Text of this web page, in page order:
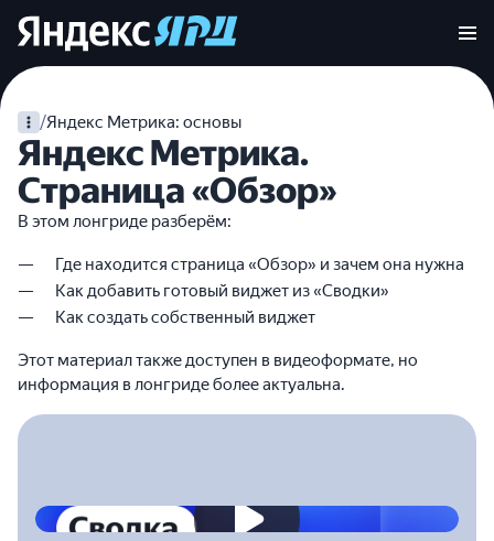
/Яндекс Метрика: основы
Яндекс Метрика.
Страница «Обзор»
В этом лонгриде разберём:
Где находится страница «Обзор» и зачем она нужна
Как добавить готовый виджет из «Сводки»
Как создать собственный виджет
Этот материал также доступен в видеоформате, но
информация в лонгриде более актуальна.
2023-04-28T00:00:00.000Z